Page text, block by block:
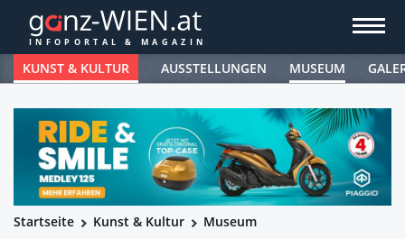
KUNST & KULTUR AUSSTELLUNGEN MUSEUM
Startseite Kunst & Kultur Museum